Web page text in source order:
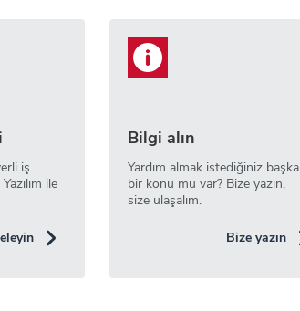
iş
ile
Bilgi alın
Yardım almak istediğiniz başka
bir konu mu var? Bize yazın,
size ulaşalım.
Bize yazın